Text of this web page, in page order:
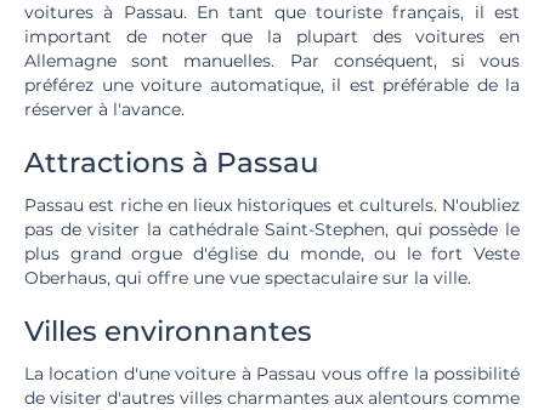
voitures à Passau. En tant que touriste français, il est
important de noter que la plupart des voitures en
Allemagne sont manuelles. Par conséquent, si vous
préférez une voiture automatique, il est préférable de la
réserver à l'avance.
Attractions à Passau
Passau est riche en lieux historiques et culturels. N'oubliez
pas de visiter la cathédrale Saint-Stephen, qui possède le
plus grand orgue d'église du monde, ou le fort Veste
Oberhaus, qui offre une vue spectaculaire sur la ville.
Villes environnantes
La location d'une voiture à Passau vous offre la possibilité
de visiter d'autres villes charmantes aux alentours comme